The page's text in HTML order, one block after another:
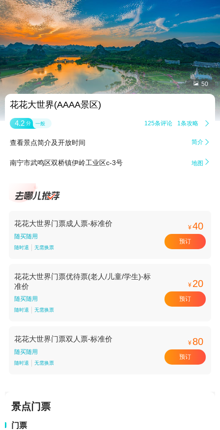
 50
花花大世界(AAAA景区)
4.2 分 一般 125条评论 1条攻略 
查看景点简介及开放时间 简介 
南宁市武鸣区双桥镇伊岭工业区c-3号 地图 
花花大世界门票成人票-标准价
随买随用
随时退 无需换票
¥40
预订
花花大世界门票优待票(老人/儿童/学生)-标
准价
随买随用
随时退 无需换票
¥ 20
预订
花花大世界门票双人票-标准价
随买随用
随时退 无需换票
¥ 80
预订
景点门票
门票
